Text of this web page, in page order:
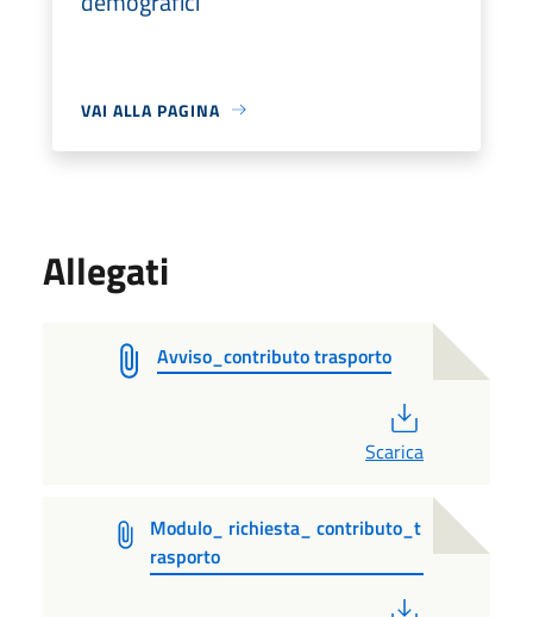
VAI ALLA PAGINA
Allegati
Avviso_contributo trasporto
Scarica
Modulo_ richiesta_ contributo_t
rasporto